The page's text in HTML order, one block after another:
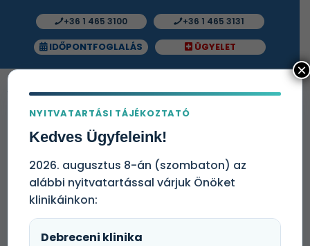
+36 1 465 3100 +36 1 465 3131
IDŐPONTFOGLALÁS ÜGYELET
Medicare Gyógyszertárak
Gyógyszertárainkban segítőkész és tapasztalt
szakemberek fogadnak minden kedves vásárlót.
Szakképzett személyzetünk mindent megtesz a
lehető legjobb kiszolgálás érdekében.
NYITVATARTÁSI TÁJÉKOZTATÓ
Kedves Ügyfeleink!
2026. augusztus 8-án (szombaton) az
alábbi nyitvatartással várjuk Önöket
klinikáinkon:
Debreceni klinika
×